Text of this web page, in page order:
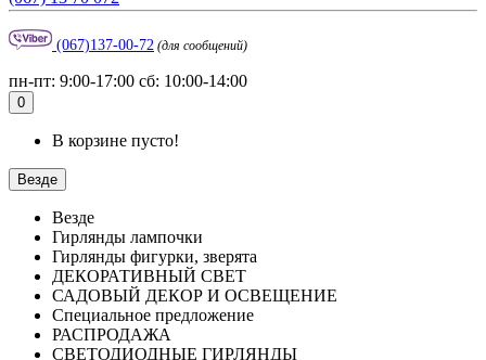
(067)137-00-72 (для сообщений)
пн-пт: 9:00-17:00 сб: 10:00-14:00
0
В корзине пусто!
Везде
Везде
Гирлянды лампочки
Гирлянды фигурки, зверята
ДЕКОРАТИВНЫЙ СВЕТ
САДОВЫЙ ДЕКОР И ОСВЕЩЕНИЕ
Специальное предложение
РАСПРОДАЖА
СВЕТОДИОДНЫЕ ГИРЛЯНДЫ